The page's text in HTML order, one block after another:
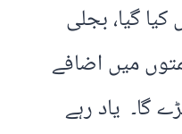
کیا گیا، بجلی
بجلی کی قیمتوں میں اضافے
صارفین پر 46 ارب روپے کا بوجھ پڑے گا۔ یاد رہے